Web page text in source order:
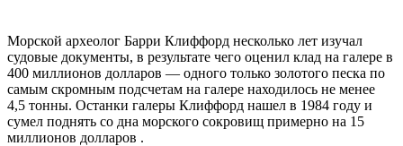
Морской археолог Барри Клиффорд несколько лет изучал
судовые документы, в результате чего оценил клад на галере в
400 миллионов долларов — одного только золотого песка по
самым скромным подсчетам на галере находилось не менее
4,5 тонны. Останки галеры Клиффорд нашел в 1984 году и
сумел поднять со дна морского сокровищ примерно на 15
миллионов долларов .